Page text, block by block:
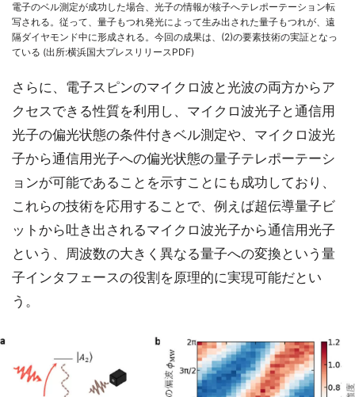
電子のベル測定が成功した場合、光子の情報が核子へテレポーテーション転
写される。従って、量子もつれ発光によって生み出された量子もつれが、遠
隔ダイヤモンド中に形成される。今回の成果は、(2)の要素技術の実証となっ
ている (出所:横浜国大プレスリリースPDF)
さらに、電子スピンのマイクロ波と光波の両方からア
クセスできる性質を利用し、マイクロ波光子と通信用
光子の偏光状態の条件付きベル測定や、マイクロ波光
子から通信用光子への偏光状態の量子テレポーテーシ
ョンが可能であることを示すことにも成功しており、
これらの技術を応用することで、例えば超伝導量子ビ
ットから吐き出されるマイクロ波光子から通信用光子
という、周波数の大きく異なる量子への変換という量
子インタフェースの役割を原理的に実現可能だとい
う。